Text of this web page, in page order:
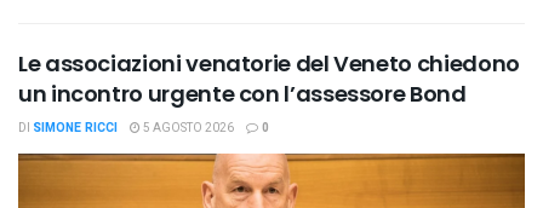
Le associazioni venatorie del Veneto chiedono
un incontro urgente con l’assessore Bond
DI SIMONE RICCI 5 AGOSTO 2026 0